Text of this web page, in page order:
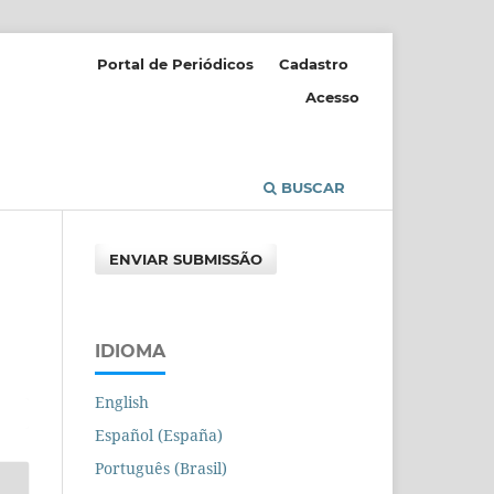
BUSCAR
Portal de Periódicos
Cadastro
Acesso
ENVIAR SUBMISSÃO
IDIOMA
English
Español (España)
Português (Brasil)